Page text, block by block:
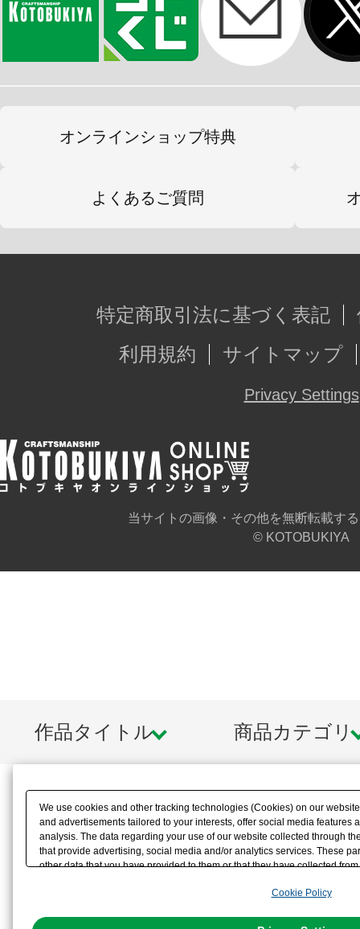
動物をモチーフにした、まるっこい
るみシリーズ。
広がります…☆
※画像は開発中のイメージです。実
オンラインショップ特典
よくあるご質問
特定商取引法に基づく表記
利用規約
サイトマップ
Privacy Settings
当サイトの画像・その他を無断転載す
© KOTOBUKIYA
作品タイトル 商品カテゴリ
We use cookies and other tracking technologies (Cookies) on our
and advertisements tailored to your interests, offer social media features
analysis. The data regarding your use of our website collected through
that provide advertising, social media and/or analytics services. These
other data that you have provided to them or that they have collected
the use of all Cookies except for Strictly Necessary Cookies, please
You can change your consent or rejection settings at any time via
Cookie Policy